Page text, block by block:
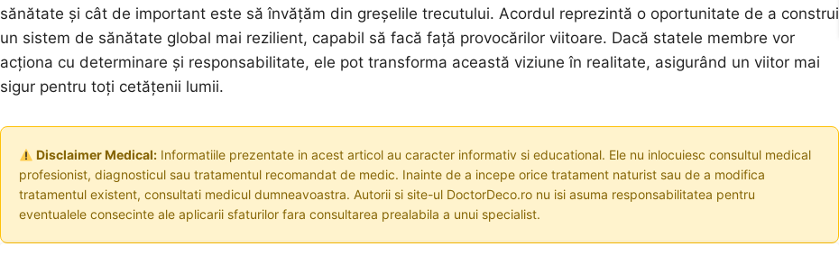
sănătate și cât de important este să învățăm din greșelile trecutului. Acordul reprezintă o oportunitate de a construi
un sistem de sănătate global mai rezilient, capabil să facă față provocărilor viitoare. Dacă statele membre vor
acționa cu determinare și responsabilitate, ele pot transforma această viziune în realitate, asigurând un viitor mai
sigur pentru toți cetățenii lumii.
Disclaimer Medical:Informatiile prezentate in acest articol au caracter informativ si educational. Ele nu inlocuiesc consultul medical
profesionist, diagnosticul sau tratamentul recomandat de medic. Inainte de a incepe orice tratament naturist sau de a modifica
tratamentul existent, consultati medicul dumneavoastra. Autorii si site-ul DoctorDeco.ro nu isi asuma responsabilitatea pentru
eventualele consecinte ale aplicarii sfaturilor fara consultarea prealabila a unui specialist.